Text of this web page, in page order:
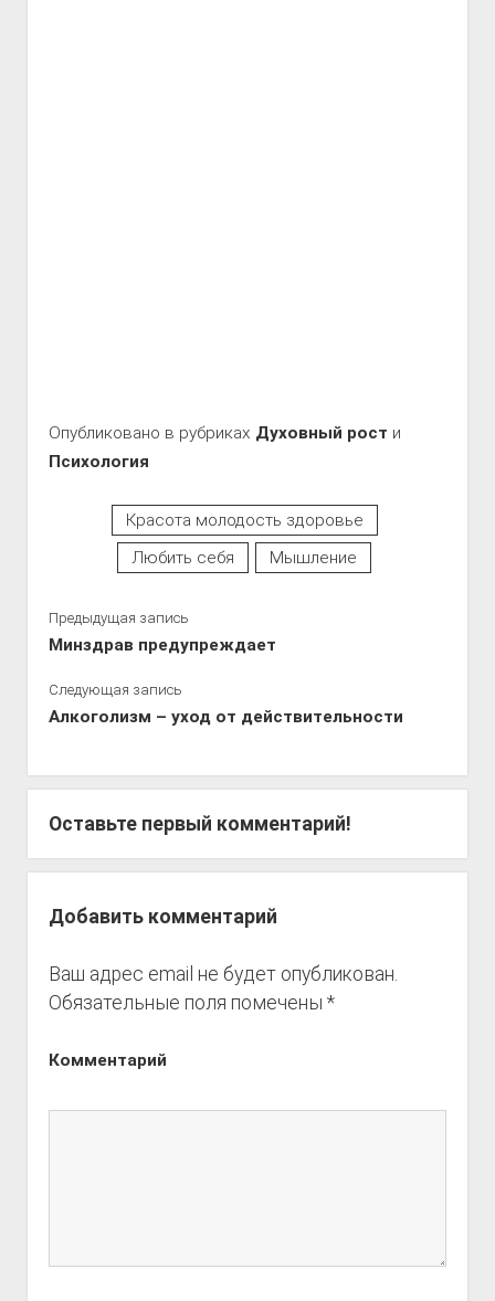
Опубликовано в рубриках Духовный рост и
Психология
Красота молодость здоровье
Любить себя
Мышление
Предыдущая запись
Минздрав предупреждает
Следующая запись
Алкоголизм – уход от действительности
Оставьте первый комментарий!
Добавить комментарий
Ваш адрес email не будет опубликован.
Обязательные поля помечены *
Комментарий